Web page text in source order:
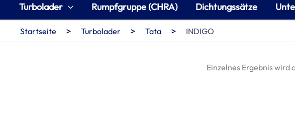
Turbolader Rumpfgruppe (CHRA) Dichtungssätze
Startseite > Turbolader > Tata > INDIGO
Einzelnes Ergebnis wird